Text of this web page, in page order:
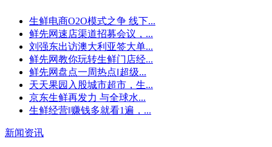
生鲜电商O2O模式之争 线下...
鲜先网速店渠道招募会议，...
刘强东出访澳大利亚签大单...
鲜先网教你玩转生鲜门店经...
鲜先网盘点一周热点‖超级...
天天果园入股城市超市，生...
京东生鲜再发力 与全球水...
生鲜经营‖赚钱多就看1遍，...
新闻资讯